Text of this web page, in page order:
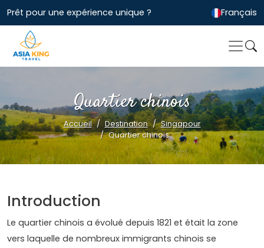
Prêt pour une expérience unique ? Français
Quartier chinois
Accueil Destination
Singapour
Quartier chinois
Introduction
Le quartier chinois a évolué depuis 1821 et était la zone
vers laquelle de nombreux immigrants chinois se